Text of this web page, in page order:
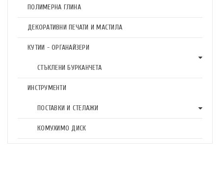
ПОЛИМЕРНА ГЛИНА
ДЕКОРАТИВНИ ПЕЧАТИ И МАСТИЛА
КУТИИ - ОРГАНАЙЗЕРИ
СТЪКЛЕНИ БУРКАНЧЕТА
ИНСТРУМЕНТИ
ПОСТАВКИ И СТЕЛАЖИ
КОМУХИМО ДИСК